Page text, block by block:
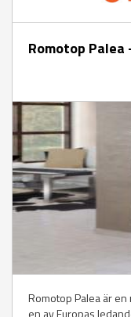
Romotop Palea
Romotop Palea är
en av Europas